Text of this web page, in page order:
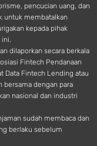
pencucian uang, dan
untuk membatalkan
kepada pihak
ini.
dilaporkan secara berkala
Fintech Pendanaan
Data Fintech Lending atau
bersama dengan para
nasional dan industri
sudah membaca dan
berlaku sebelum